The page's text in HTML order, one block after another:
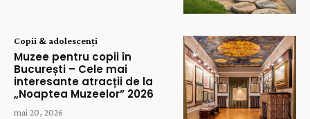
Copii & adolescenți
Muzee pentru copii în
București – Cele mai
interesante atracții de la
„Noaptea Muzeelor” 2026
mai 20, 2026